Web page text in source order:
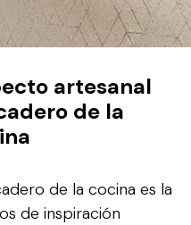
artesanal
de la
de la cocina es la
de inspiración